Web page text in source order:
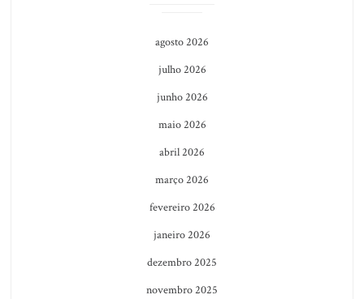
agosto 2026
julho 2026
junho 2026
maio 2026
abril 2026
março 2026
fevereiro 2026
janeiro 2026
dezembro 2025
novembro 2025